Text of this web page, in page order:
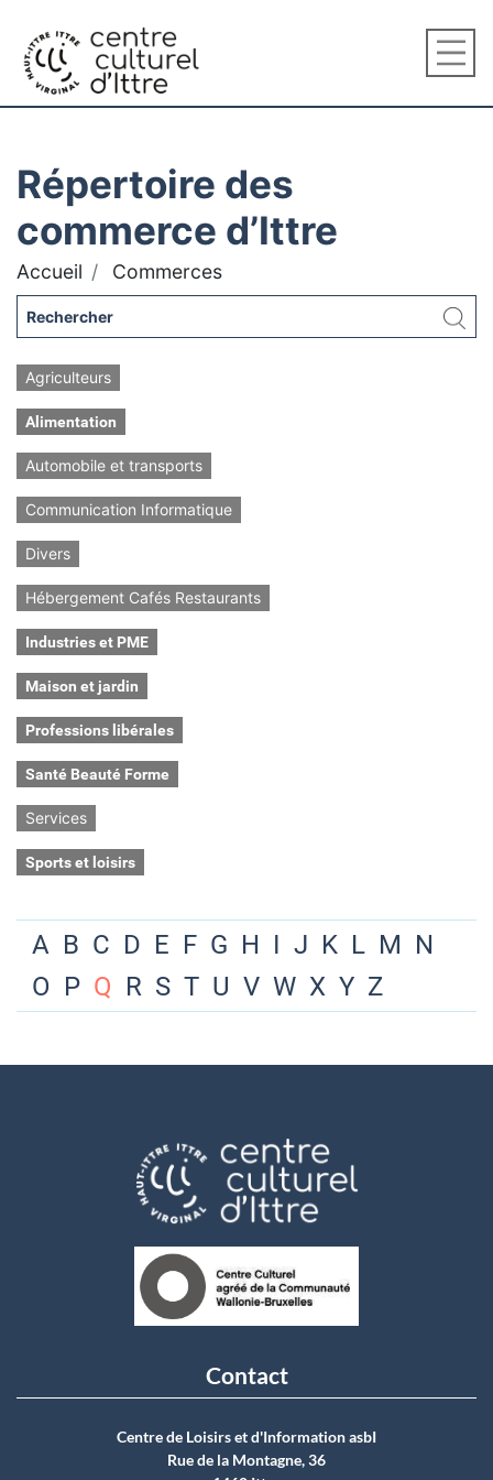
Répertoire des
commerce d’Ittre
Accueil Commerces
Agriculteurs
Alimentation
Automobile et transports
Communication Informatique
Divers
Hébergement Cafés Restaurants
Industries et PME
Maison et jardin
Professions libérales
Santé Beauté Forme
Services
Sports et loisirs
A B C D E F G H I J K L M N
O P Q R S T U V W X Y Z
Contact
Centre de Loisirs et d'Information asbI
Rue de la Montagne, 36